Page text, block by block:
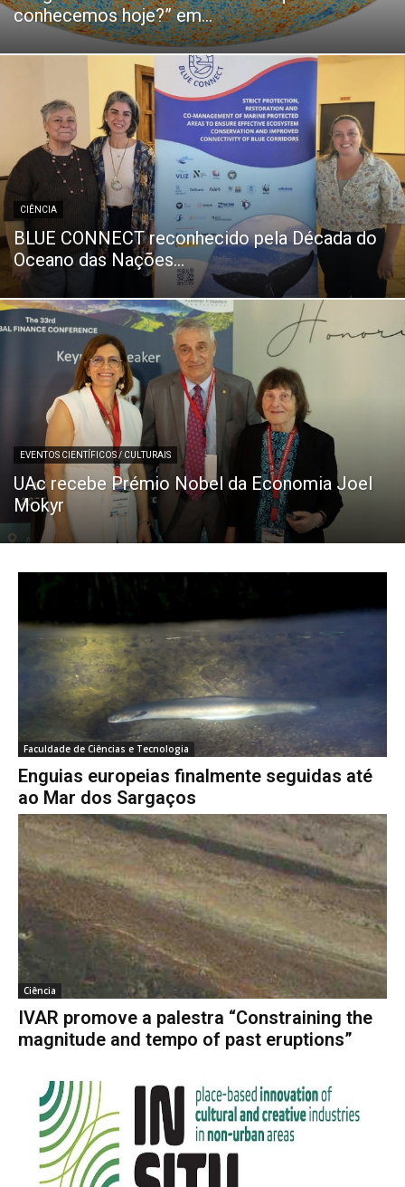
conhecemos hoje?” em...
CIÊNCIA
BLUE CONNECT reconhecido pela Década do
Oceano das Nações...
EVENTOS CIENTÍFICOS / CULTURAIS
UAc recebe Prémio Nobel da Economia Joel
Mokyr
Faculdade de Ciências e Tecnologia
Enguias europeias finalmente seguidas até
ao Mar dos Sargaços
Ciência
IVAR promove a palestra “Constraining the
magnitude and tempo of past eruptions”